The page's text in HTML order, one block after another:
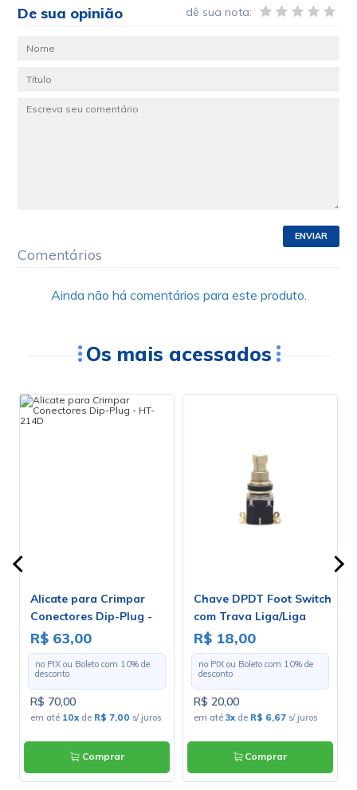
De sua opinião dê sua nota:
ENVIAR
Comentários
Ainda não há comentários para este produto.
Os mais acessados
Alicate para Crimpar
Conectores Dip-Plug -
HT-214D
R$ 63,00
no PIX ou Boleto com 10% de
desconto
R$ 70,00
em até 10xde R$ 7,00 s/ juros
Comprar
Chave DPDT Foot Switch
com Trava Liga/Liga
para Solda Fio - PBS-24-
202
R$ 18,00
no PIX ou Boleto com 10% de
desconto
R$ 20,00
em até 3xde R$ 6,67s/ juros
Comprar